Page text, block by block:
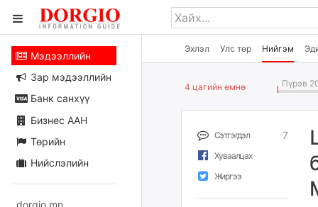
Эхлэл Улс төр Нийгэм
Мэдээллийн
Зар мэдээллийн
Банк санхүү
Бизнес ААН
Төрийн
Нийслэлийн
dorgio.mn
4 цагийн өмнө Пүрэв
Сэтгэгдэл 7
Хуваалцах
Жиргээ